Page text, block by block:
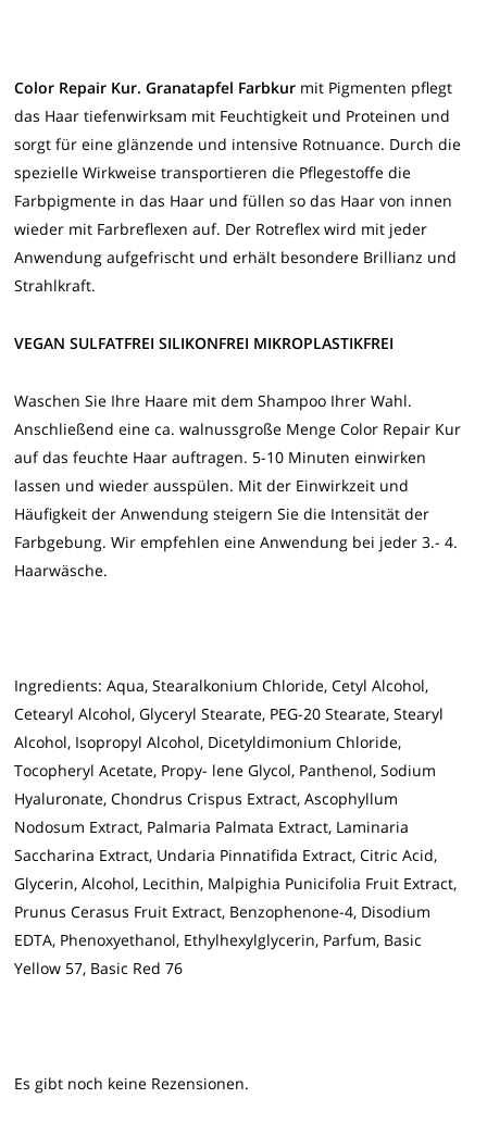
Color Repair Kur. Granatapfel Farbkur mit Pigmenten pflegt
das Haar tiefenwirksam mit Feuchtigkeit und Proteinen und
sorgt für eine glänzende und intensive Rotnuance. Durch die
spezielle Wirkweise transportieren die Pflegestoffe die
Farbpigmente in das Haar und füllen so das Haar von innen
wieder mit Farbreflexen auf. Der Rotreflex wird mit jeder
Anwendung aufgefrischt und erhält besondere Brillianz und
Strahlkraft.
VEGAN SULFATFREI SILIKONFREI MIKROPLASTIKFREI
Waschen Sie Ihre Haare mit dem Shampoo Ihrer Wahl.
Anschließend eine ca. walnussgroße Menge Color Repair Kur
auf das feuchte Haar auftragen. 5-10 Minuten einwirken
lassen und wieder ausspülen. Mit der Einwirkzeit und
Häufigkeit der Anwendung steigern Sie die Intensität der
Farbgebung. Wir empfehlen eine Anwendung bei jeder 3.- 4.
Haarwäsche.
Ingredients: Aqua, Stearalkonium Chloride, Cetyl Alcohol,
Cetearyl Alcohol, Glyceryl Stearate, PEG-20 Stearate, Stearyl
Alcohol, Isopropyl Alcohol, Dicetyldimonium Chloride,
Tocopheryl Acetate, Propy- lene Glycol, Panthenol, Sodium
Hyaluronate, Chondrus Crispus Extract, Ascophyllum
Nodosum Extract, Palmaria Palmata Extract, Laminaria
Saccharina Extract, Undaria Pinnatifida Extract, Citric Acid,
Glycerin, Alcohol, Lecithin, Malpighia Punicifolia Fruit Extract,
Prunus Cerasus Fruit Extract, Benzophenone-4, Disodium
EDTA, Phenoxyethanol, Ethylhexylglycerin, Parfum, Basic
Yellow 57, Basic Red 76
Es gibt noch keine Rezensionen.